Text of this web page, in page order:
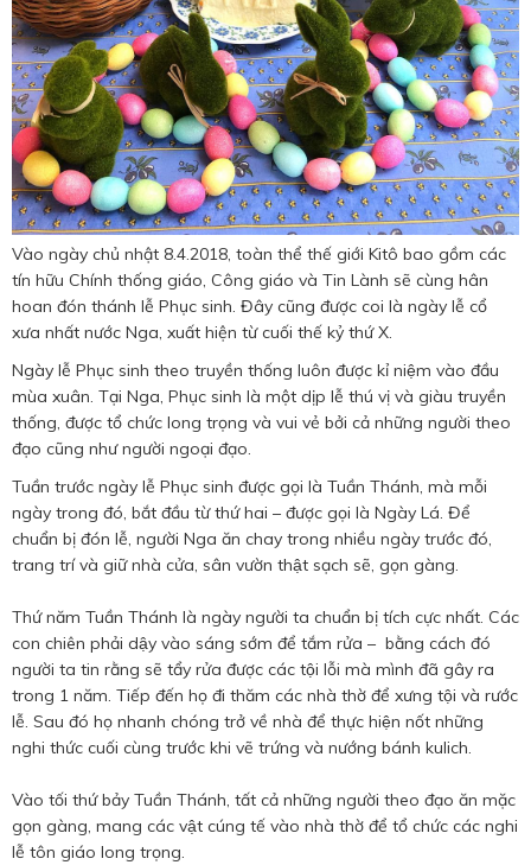
Vào ngày chủ nhật 8.4.2018, toàn thể thế giới Kitô bao gồm các
tín hữu Chính thống giáo, Công giáo và Tin Lành sẽ cùng hân
hoan đón thánh lễ Phục sinh. Đây cũng được coi là ngày lễ cổ
xưa nhất nước Nga, xuất hiện từ cuối thế kỷ thứ X.
Ngày lễ Phục sinh theo truyền thống luôn được kỉ niệm vào đầu
mùa xuân. Tại Nga, Phục sinh là một dịp lễ thú vị và giàu truyền
thống, được tổ chức long trọng và vui vẻ bởi cả những người theo
đạo cũng như người ngoại đạo.
Tuần trước ngày lễ Phục sinh được gọi là Tuần Thánh, mà mỗi
ngày trong đó, bắt đầu từ thứ hai – được gọi là Ngày Lá. Để
chuẩn bị đón lễ, người Nga ăn chay trong nhiều ngày trước đó,
trang trí và giữ nhà cửa, sân vườn thật sạch sẽ, gọn gàng.
Thứ năm Tuần Thánh là ngày người ta chuẩn bị tích cực nhất. Các
con chiên phải dậy vào sáng sớm để tắm rửa – bằng cách đó
người ta tin rằng sẽ tẩy rửa được các tội lỗi mà mình đã gây ra
trong 1 năm. Tiếp đến họ đi thăm các nhà thờ để xưng tội và rước
lễ. Sau đó họ nhanh chóng trở về nhà để thực hiện nốt những
nghi thức cuối cùng trước khi vẽ trứng và nướng bánh kulich.
Vào tối thứ bảy Tuần Thánh, tất cả những người theo đạo ăn mặc
gọn gàng, mang các vật cúng tế vào nhà thờ để tổ chức các nghi
lễ tôn giáo long trọng.